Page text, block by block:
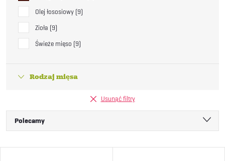
Olej łososiowy 9
Zioła 9
Świeże mięso 9
Rodzaj mięsa
Usunąć filtry
S
o
Polecamy